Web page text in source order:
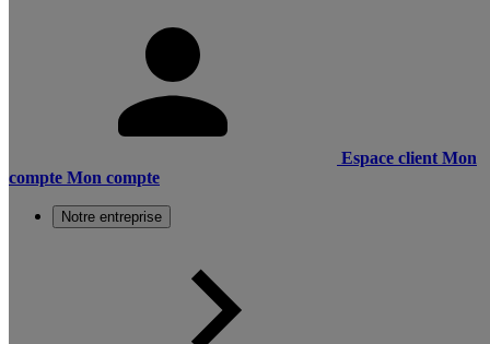
Espace client Mon
compte Mon compte
Notre entreprise